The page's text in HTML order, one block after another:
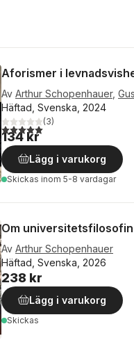
Aforismer i
Av Arthur Schopenhauer,
Häftad, Svenska, 2024
5,0utav 5 stjärnor. Totalt
(3)
134 kr
Lägg i varukorg
Skickas inom 5-8 vardagar
Om universitetsfilosofin
Av Arthur Schopenhauer
Häftad, Svenska, 2026
238 kr
Lägg i varukorg
Skickas